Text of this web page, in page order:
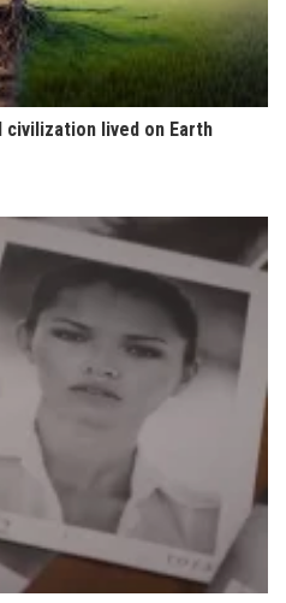
civilization lived on Earth